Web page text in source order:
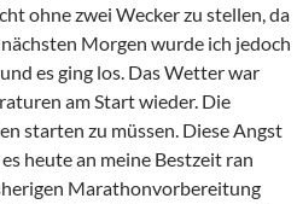
ohne zwei Wecker zu stellen, da
Morgen wurde ich jedoch
es ging los. Das Wetter war
am Start wieder. Die
starten zu müssen. Diese Angst
heute an meine Bestzeit ran
Marathonvorbereitung